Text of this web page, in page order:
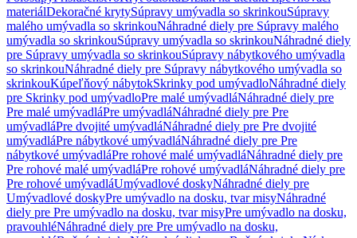
materiálDekoračné krytySúpravy umývadla so skrinkouSúpravy
malého umývadla so skrinkouNáhradné diely pre Súpravy malého
umývadla so skrinkouSúpravy umývadla so skrinkouNáhradné diely
pre Súpravy umývadla so skrinkouSúpravy nábytkového umývadla
so skrinkouNáhradné diely pre Súpravy nábytkového umývadla so
skrinkouKúpeľňový nábytokSkrinky pod umývadloNáhradné diely
pre Skrinky pod umývadloPre malé umývadláNáhradné diely pre
Pre malé umývadláPre umývadláNáhradné diely pre Pre
umývadláPre dvojité umývadláNáhradné diely pre Pre dvojité
umývadláPre nábytkové umývadláNáhradné diely pre Pre
nábytkové umývadláPre rohové malé umývadláNáhradné diely pre
Pre rohové malé umývadláPre rohové umývadláNáhradné diely pre
Pre rohové umývadláUmývadlové doskyNáhradné diely pre
Umývadlové doskyPre umývadlo na dosku, tvar misyNáhradné
diely pre Pre umývadlo na dosku, tvar misyPre umývadlo na dosku,
pravouhléNáhradné diely pre Pre umývadlo na dosku,